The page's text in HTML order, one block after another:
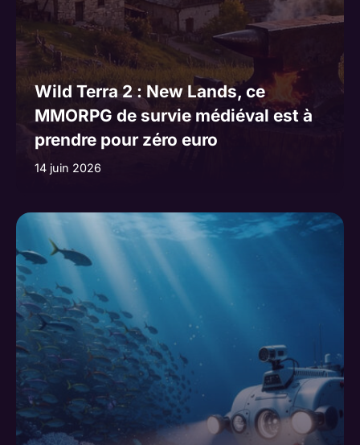
Wild Terra 2 : New Lands, ce
MMORPG de survie médiéval est à
prendre pour zéro euro
14 juin 2026